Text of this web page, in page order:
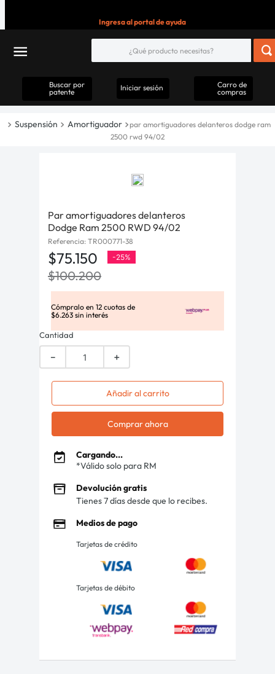
Ingresa al portal de ayuda
Buscar por
patente
Iniciar sesión
Carro de
compras
Suspensión Amortiguador
par amortiguadores delanteros dodge ram
2500 rwd 94/02
Par amortiguadores delanteros
Dodge Ram 2500 RWD 94/02
Referencia: TR000771-38
$75.150 -25%
$100.200
Cómpralo en 12 cuotas de
$6.263 sin interés
Cantidad
＋
－
Añadir al carrito
Comprar ahora
Cargando...
*Válido solo para RM
Devolución gratis
Tienes 7 días desde que lo recibes.
Medios de pago
Tarjetas de crédito
Tarjetas de débito